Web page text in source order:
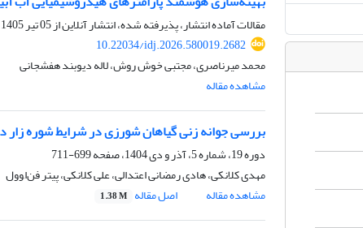
مقالات آماده انتشار، پذیرفته شده، انتشار آنلاین از05 تیر 1405
10.22034/idj.2026.580019.2682
محمد میرناصری، مجتبی خوش روش، لاله دیوبند هفشجانی
مشاهده مقاله
بررسی جوانه زنی گیاهان شورزی در شرایط شوره
دوره 19، شماره 5، آذر و دی 1404، صفحه
699-711
مهدی کلانکی، هادی رمضانی اعتدالی، علی کلانکی، پیتر فن‌ا,وول
مشاهده مقاله
اصل مقاله 1.38 M